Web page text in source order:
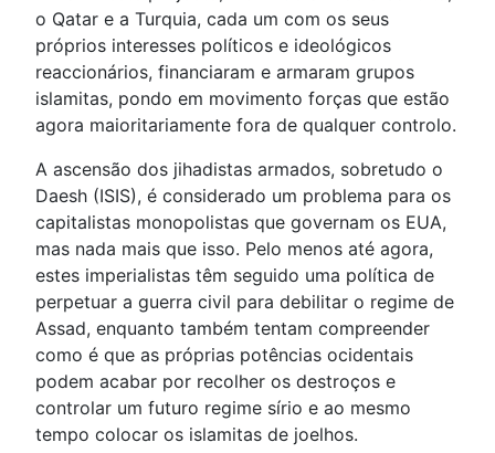
o Qatar e a Turquia, cada um com os seus
próprios interesses políticos e ideológicos
reaccionários, financiaram e armaram grupos
islamitas, pondo em movimento forças que estão
agora maioritariamente fora de qualquer controlo.
A ascensão dos jihadistas armados, sobretudo o
Daesh (ISIS), é considerado um problema para os
capitalistas monopolistas que governam os EUA,
mas nada mais que isso. Pelo menos até agora,
estes imperialistas têm seguido uma política de
perpetuar a guerra civil para debilitar o regime de
Assad, enquanto também tentam compreender
como é que as próprias potências ocidentais
podem acabar por recolher os destroços e
controlar um futuro regime sírio e ao mesmo
tempo colocar os islamitas de joelhos.